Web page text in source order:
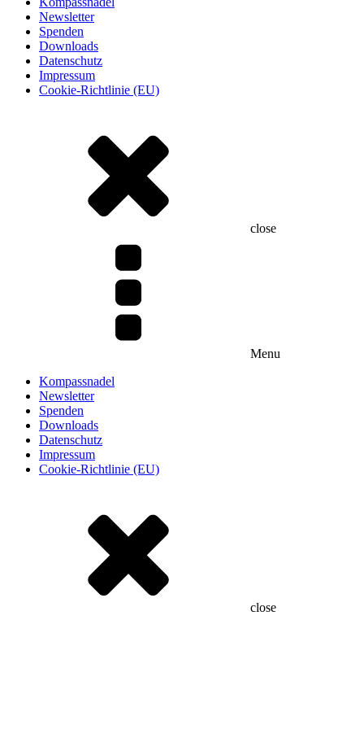
Newsletter
Spenden
Downloads
Datenschutz
Impressum
Cookie-Richtlinie (EU)
close
Menu
Kompassnadel
Newsletter
Spenden
Downloads
Datenschutz
Impressum
Cookie-Richtlinie (EU)
close